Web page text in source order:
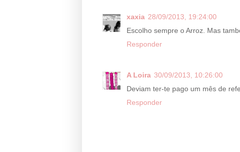
xaxia 28/09/2013, 19:24:00
Escolho sempre o Arroz. Mas
Responder
A Loira 30/09/2013, 10:26:00
Deviam ter-te pago um mês de
Responder